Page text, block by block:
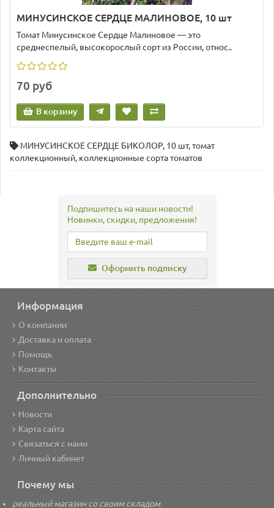
МИНУСИНСКОЕ СЕРДЦЕ МАЛИНОВОЕ, 10 шт
Томат Минусинское Сердце Малиновое — это
среднеспелый, высокорослый сорт из России, относ..
70 руб
В корзину
МИНУСИНСКОЕ СЕРДЦЕ БИКОЛОР, 10 шт,томат
коллекционный, коллекционные сорта томатов
Подпишитесь на наши новости!
Новинки, скидки, предложения!
Оформить подписку
Информация
О компании
Доставка и оплата
Помощь
Контакты
Дополнительно
Новости
Карта сайта
Связаться с нами
Личный кабинет
Почему мы
реальный магазин со своим складом